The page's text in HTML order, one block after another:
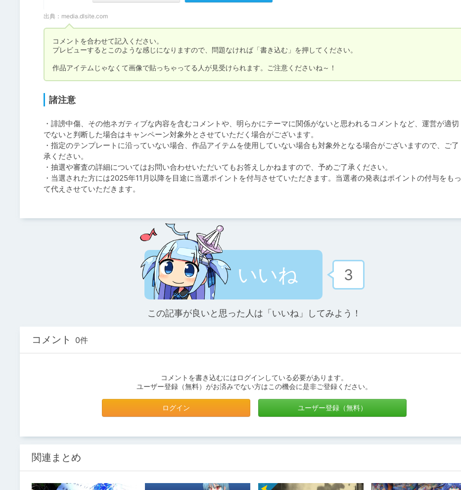
出典： media.dlsite.com
コメントを合わせて記入ください。
プレビューするとこのような感じになりますので、問題なければ「書き込む」を押してください。
作品アイテムじゃなくて画像で貼っちゃってる人が見受けられます。ご注意くださいね～！
諸注意
・誹謗中傷、その他ネガティブな内容を含むコメントや、明らかにテーマに関係がないと思われるコメントなど、運営が適切
でないと判断した場合はキャンペーン対象外とさせていただく場合がございます。
・指定のテンプレートに沿っていない場合、作品アイテムを使用していない場合も対象外となる場合がございますので、ご了
承ください。
・抽選や審査の詳細についてはお問い合わせいただいてもお答えしかねますので、予めご了承ください。
・当選された方には2025年11月以降を目途に当選ポイントを付与させていただきます。当選者の発表はポイントの付与をもっ
て代えさせていただきます。
いいね 3
この記事が良いと思った人は「いいね」してみよう！
コメント 0件
コメントを書き込むにはログインしている必要があります。
ユーザー登録（無料）がお済みでない方はこの機会に是非ご登録ください。
ログイン ユーザー登録（無料）
関連まとめ